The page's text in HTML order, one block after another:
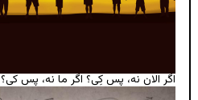
اگر الان نه، پس کِی؟ اگر ما نه، پس کی؟